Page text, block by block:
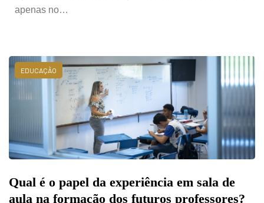
apenas no…
EDUCAÇÃO
Qual é o papel da experiência em sala de
aula na formação dos futuros professores?